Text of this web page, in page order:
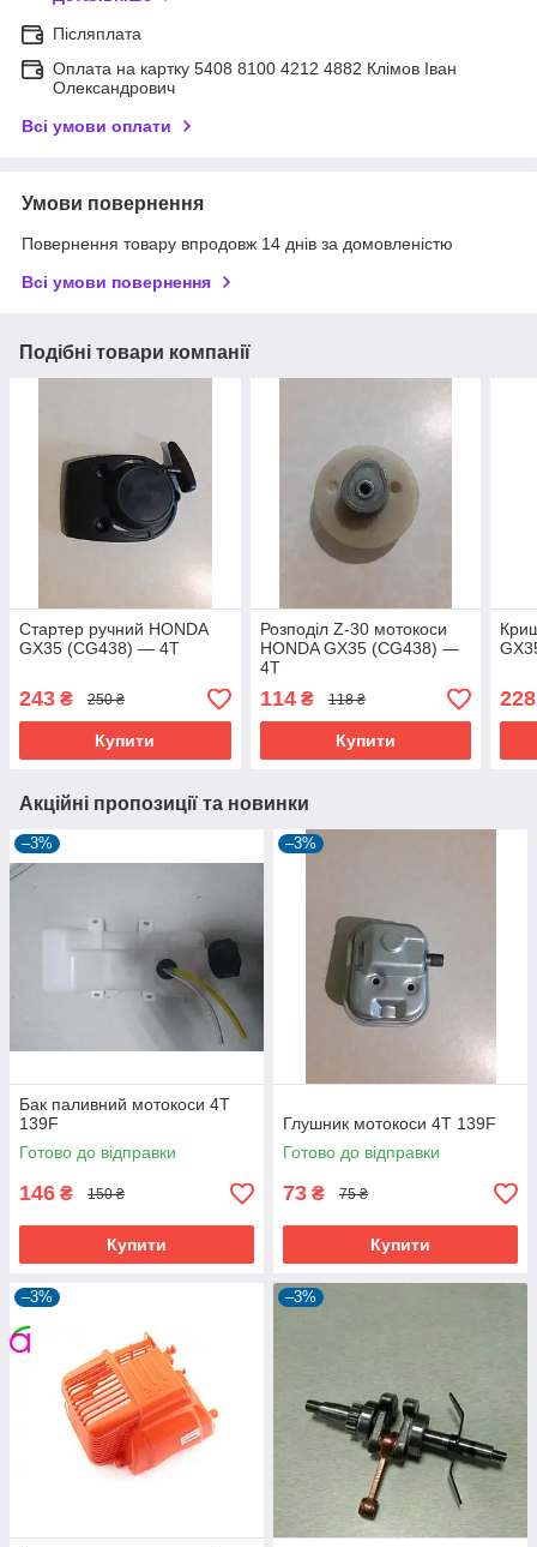
Післяплата
Оплата на картку 5408 8100 4212 4882 Клімов Іван
Олександрович
Всі умови оплати
Умови повернення
Повернення товару впродовж 14 днів за домовленістю
Всі умови повернення
Подібні товари компанії
Стартер ручний HONDA
GX35 (CG438) — 4T
243 ₴ 250 ₴
Купити
Розподіл Z-30 мотокоси
HONDA GX35 (CG438) —
4T
114₴ 118 ₴
Купити
228
Акційні пропозиції та новинки
–3%
Бак паливний мотокоси 4T
139F
Готово до відправки
146 ₴ 150 ₴
Купити
–3%
Глушник мотокоси 4T 139F
Готово до відправки
73 ₴ 75 ₴
Купити
–3% –3%